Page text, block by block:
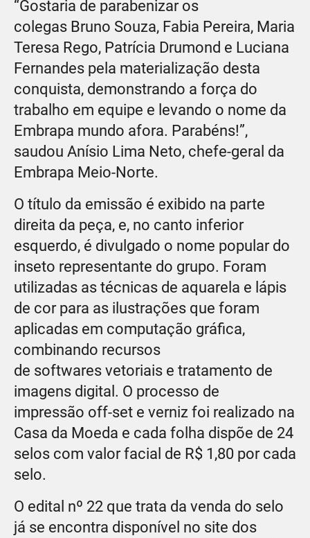
“Gostaria de parabenizar os
colegas Bruno Souza, Fabia Pereira, Maria
Teresa Rego, Patrícia Drumond e Luciana
Fernandes pela materialização desta
conquista, demonstrando a força do
trabalho em equipe e levando o nome da
Embrapa mundo afora. Parabéns!”,
saudou Anísio Lima Neto, chefe-geral da
Embrapa Meio-Norte.
O título da emissão é exibido na parte
direita da peça, e, no canto inferior
esquerdo, é divulgado o nome popular do
inseto representante do grupo. Foram
utilizadas as técnicas de aquarela e lápis
de cor para as ilustrações que foram
aplicadas em computação gráfica,
combinando recursos
de softwares vetoriais e tratamento de
imagens digital. O processo de
impressão off-set e verniz foi realizado na
Casa da Moeda e cada folha dispõe de 24
selos com valor facial de R$ 1,80 por cada
selo.
O edital nº 22 que trata da venda do selo
já se encontra disponível no site dos